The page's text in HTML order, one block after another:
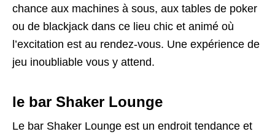
chance aux machines à sous, aux tables de poker
ou de blackjack dans ce lieu chic et animé où
l’excitation est au rendez-vous. Une expérience de
jeu inoubliable vous y attend.
le bar Shaker Lounge
Le bar Shaker Lounge est un endroit tendance et